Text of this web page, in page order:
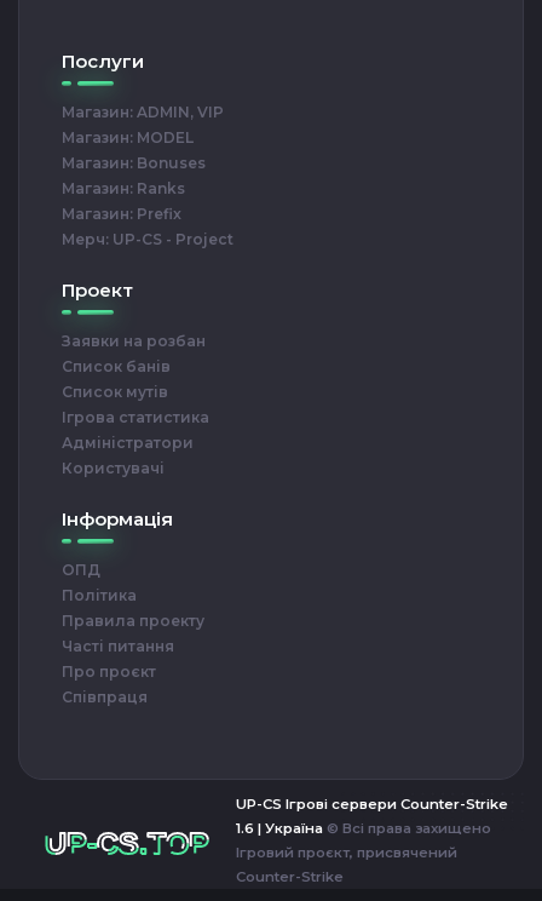
Послуги
Магазин: ADMIN, VIP
Магазин: MODEL
Магазин: Bonuses
Магазин: Ranks
Магазин: Prefix
Мерч: UP-CS - Project
Проект
Заявки на розбан
Список банів
Список мутів
Ігрова статистика
Адміністратори
Користувачі
Інформація
ОПД
Політика
Правила проекту
Часті питання
Про проєкт
Співпраця
UP-CS Ігрові сервери Counter-Strike
1.6 | Україна © Всі права захищено
Ігровий проєкт, присвячений
Counter-Strike